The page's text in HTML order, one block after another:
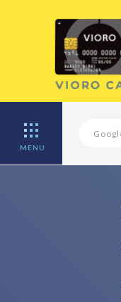
MENU